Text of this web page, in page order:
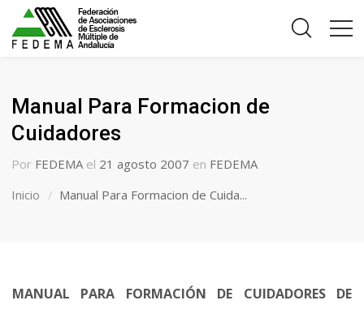
Manual Para Formacion de
Cuidadores
Por FEDEMA el 21 agosto 2007 en FEDEMA
Inicio
Manual Para Formacion de Cuida...
MANUAL PARA FORMACIÓN DE CUIDADORES DE